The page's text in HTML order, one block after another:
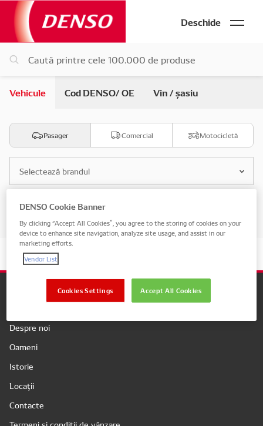
Deschide
Vehicule Cod DENSO/ OE Vin / șasiu
Pasager Comercial Motocicletă
Selectează brandul
Selectează modelul
Companie
Despre noi
Oameni
Istorie
Locații
Contacte
DENSO Cookie Banner
By clicking “Accept All Cookies”, you agree to the storing of cookies on your
device to enhance site navigation, analyze site usage, and assist in our
marketing efforts.
Vendor List
Accept All Cookies
Cookies Settings